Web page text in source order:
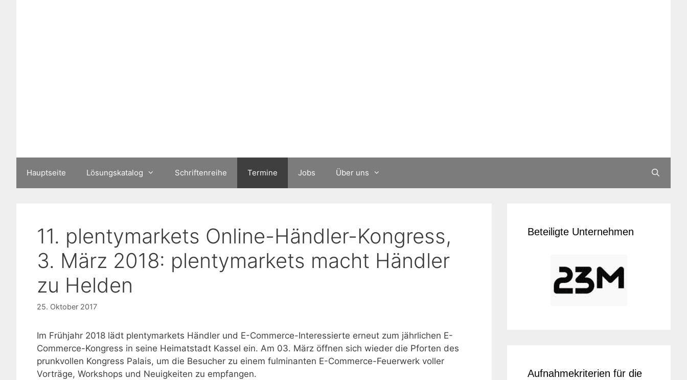
Hauptseite Lösungskatalog Schriftenreihe Termine Jobs Über uns
11. plentymarkets Online-Händler-Kongress,
3. März 2018: plentymarkets macht Händler
zu Helden
25. Oktober 2017
Im Frühjahr 2018 lädt plentymarkets Händler und E-Commerce-Interessierte erneut zum jährlichen E-
Commerce-Kongress in seine Heimatstadt Kassel ein. Am 03. März öffnen sich wieder die Pforten des
prunkvollen Kongress Palais, um die Besucher zu einem fulminanten E-Commerce-Feuerwerk voller
Vorträge, Workshops und Neuigkeiten zu empfangen.
Beteiligte Unternehmen
Aufnahmekriterien für die